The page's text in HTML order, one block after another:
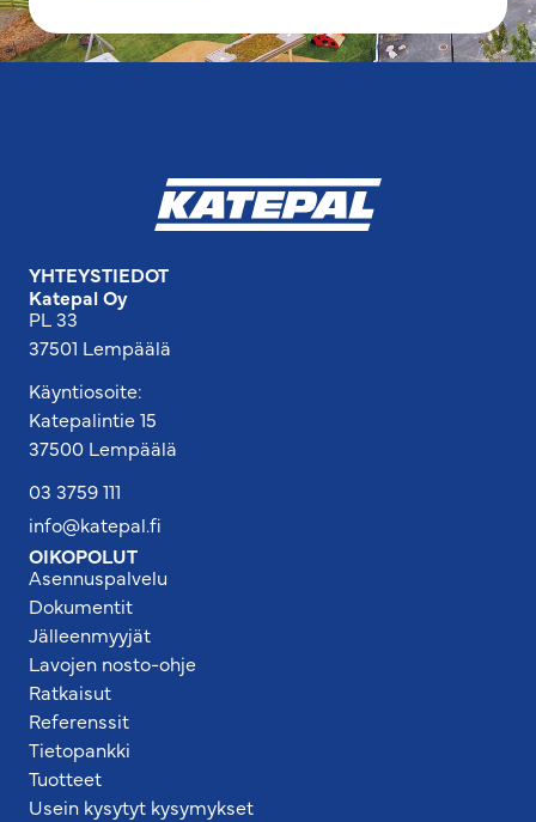
YHTEYSTIEDOT
Katepal Oy
PL 33
37501 Lempäälä
Käyntiosoite:
Katepalintie 15
37500 Lempäälä
03 3759 111
info@katepal.fi
OIKOPOLUT
Asennuspalvelu
Dokumentit
Jälleenmyyjät
Lavojen nosto-ohje
Ratkaisut
Referenssit
Tietopankki
Tuotteet
Usein kysytyt kysymykset